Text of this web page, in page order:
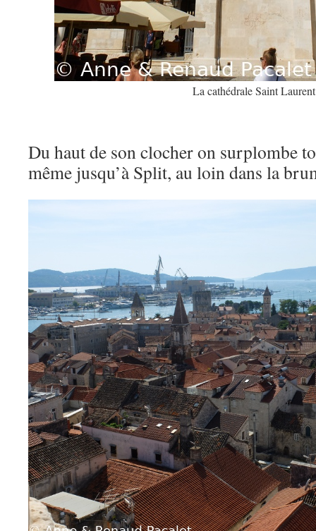
La cathédrale Saint Laurent
Du haut de son clocher on surplombe
même jusqu’à Split, au loin dans la